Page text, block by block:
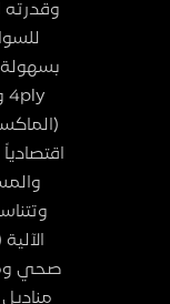
وقدرته
صحي